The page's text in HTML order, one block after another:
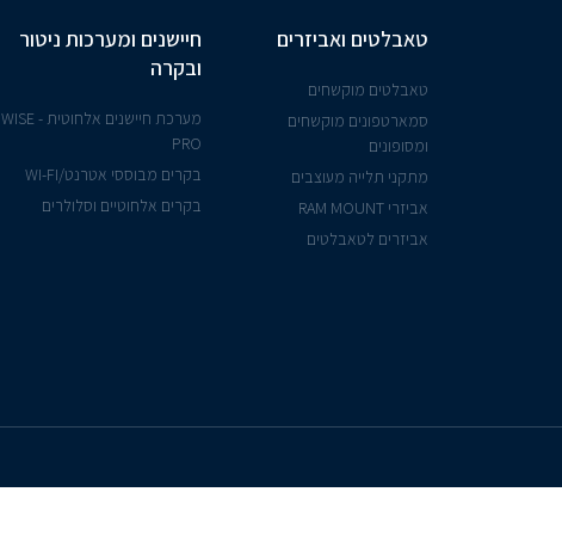
טאבלטים ואביזרים
טאבלטים מוקשחים
סמארטפונים מוקשחים
ומסופונים
מתקני תלייה מעוצבים
אביזרי RAM MOUNT
אביזרים לטאבלטים
חיישנים ומערכות ניטור
ובקרה
מערכת חיישנים אלחוטית - WISE
PRO
בקרים מבוססי אטרנט/WI-FI
בקרים אלחוטיים וסלולרים